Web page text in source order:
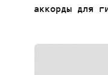
аккорды для